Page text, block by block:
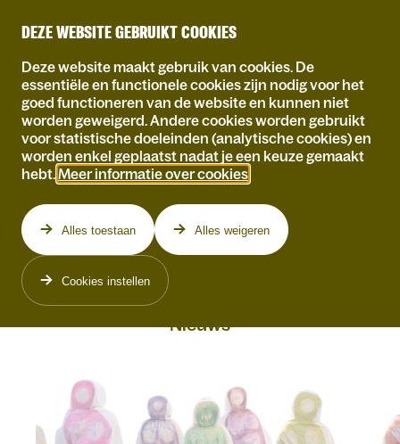
DEZE WEBSITE GEBRUIKT COOKIES
Deze website maakt gebruik van cookies. De
essentiële en functionele cookies zijn nodig voor het
goed functioneren van de website en kunnen niet
worden geweigerd. Andere cookies worden gebruikt
voor statistische doeleinden (analytische cookies) en
worden enkel geplaatst nadat je een keuze gemaakt
hebt. Meer informatie over cookies
Alles toestaan Alles weigeren
Cookies instellen
ZOEKEN
4 resultaten voor '2026women'
Nieuws